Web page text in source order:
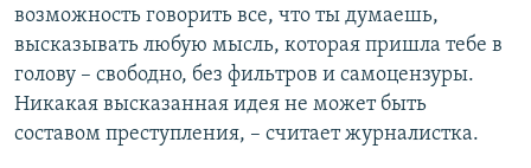
возможность говорить все, что ты думаешь,
высказывать любую мысль, которая пришла тебе в
голову – свободно, без фильтров и самоцензуры.
Никакая высказанная идея не может быть
составом преступления, – считает журналистка.